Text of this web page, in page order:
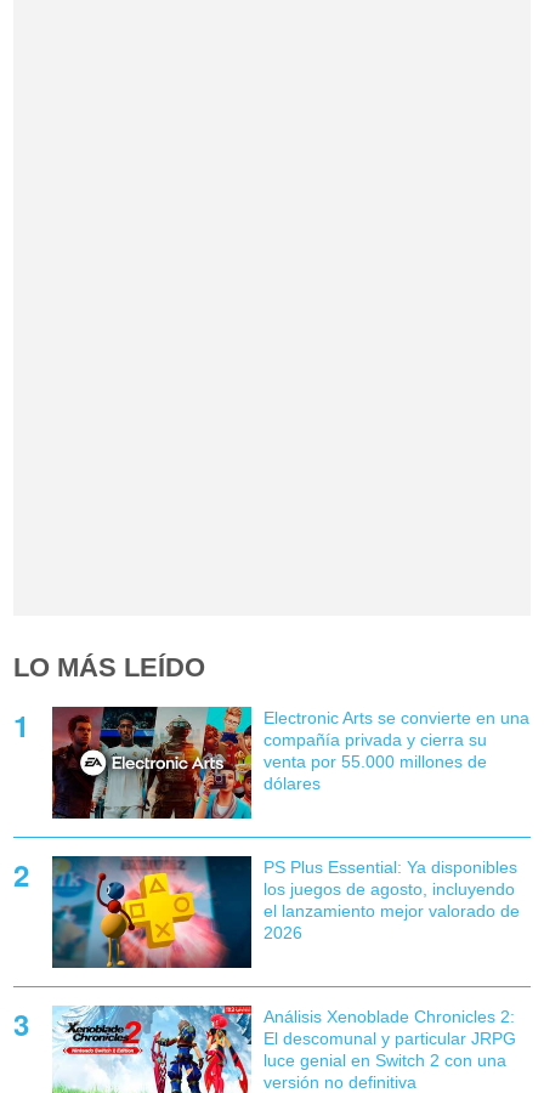
LO MÁS LEÍDO
Electronic Arts se convierte en una
compañía privada y cierra su
venta por 55.000 millones de
dólares
PS Plus Essential: Ya disponibles
los juegos de agosto, incluyendo
el lanzamiento mejor valorado de
2026
Análisis Xenoblade Chronicles 2:
El descomunal y particular JRPG
luce genial en Switch 2 con una
versión no definitiva